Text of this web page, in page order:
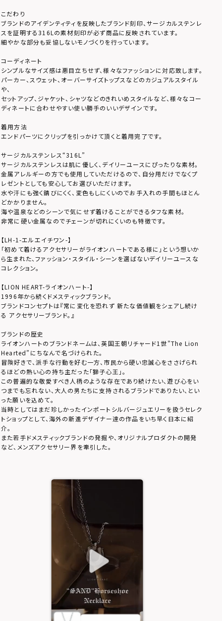
こだわり
ブランドのアイデンティティを反映したブランド刻印、サージカルステンレ
スを証明する316Lの素材刻印が必ず商品に反映されています。
細やかな部分も妥協しないモノづくりを行っています。
コーディネート
シンプルなサイズ感は悪目立ちせず、様々なファッションに対応致します。
パーカー、スウェット、オーバーサイズトップスなどのカジュアルスタイル
や、
セットアップ、ジャケット、シャツなどのきれいめスタイルなど、様々なコー
ディネートに合わせやすい使い勝手のいいデザインです。
着用方法
エンドパーツにクリップを引っかけて頂くと着用完了です。
サージカルステンレス“316L”
サージカルステンレスは肌に優しく、デイリーユースにぴったりな素材。
金属アレルギーの方でも使用していただけるので、自分用だけでなくプ
レゼントとしても安心してお選びいただけます。
水や汗にも強く錆びにくく、変色もしにくいのでお手入れの手間もほとん
どかかりません。
海や温泉などのシーンで気にせず着けることができるタフな素材。
非常に硬い金属なのでチェーンが切れにくいのも特徴です。
【LH-1-エルエイチワン-】
「初めて着けるアクセサリーがライオンハートである様に」という想いか
ら生まれた、ファッション・スタイル・シーンを選ばないデイリーユースな
コレクション。
【LION HEART-ライオンハート-】
1996年から続くドメスティックブランド。
ブランドコンセプトは『常に変化を恐れず 新たな価値観をシェアし続け
る アクセサリーブランド。』
ブランドの歴史
ライオンハートのブランドネームは、英国王朝リチャード1世”The Lion
Hearted”にちなんで名づけられた。
冒険好きで、派手な行動を好む一方、市民から硬い忠誠心をささげられ
るほどの熱い心の持ち主だった「獅子心王」。
この普遍的な敬愛すべき人柄のような存在であり続けたい、遊び心をい
つまでも忘れない、大人の男たちに支持されるブランドでありたい、とい
った願いを込めて。
当時としてはまだ珍しかったインポートシルバージュエリーを扱うセレク
トショップとして、海外の新進デザイナー達の作品をいち早く日本に紹
介。
また若手ドメスティックブランドの発掘や、オリジナルプロダクトの開発
など、メンズアクセサリー界を牽引した。
【限定展